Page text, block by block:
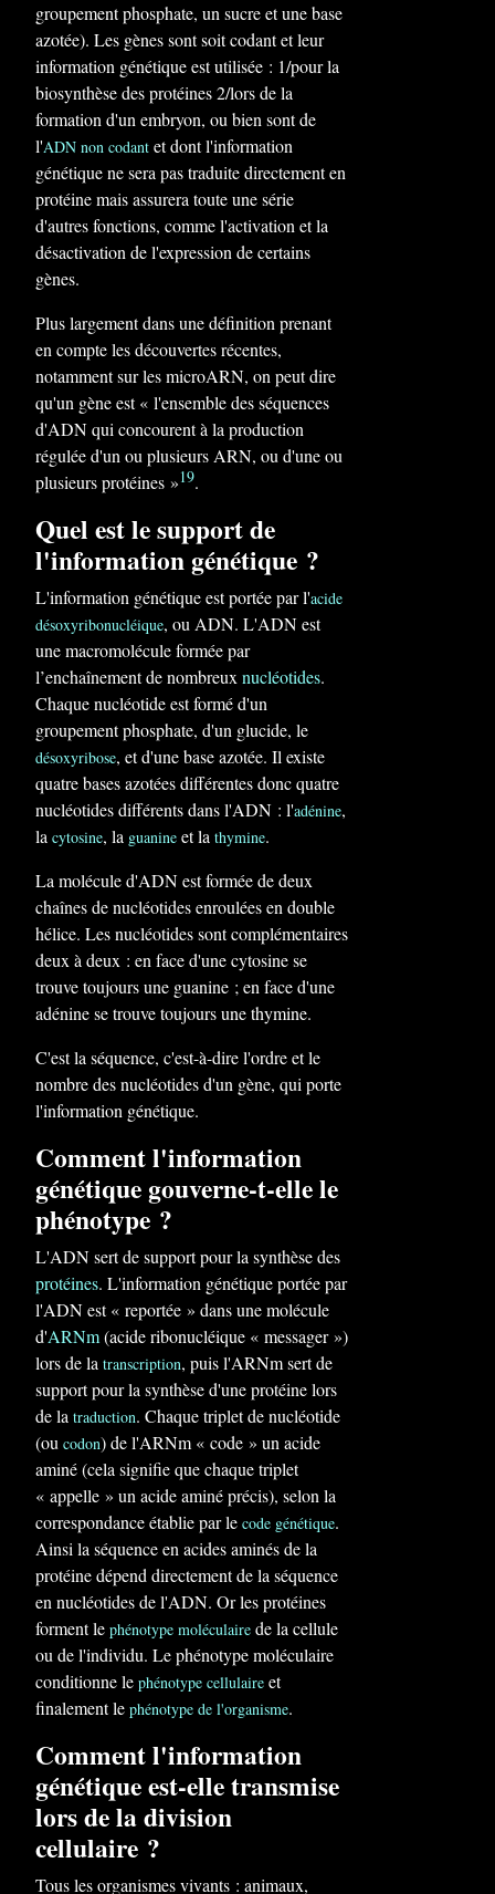
groupement phosphate, un sucre et une base
azotée). Les gènes sont soit codant et leur
information génétique est utilisée : 1/pour la
biosynthèse des protéines 2/lors de la
formation d'un embryon, ou bien sont de
l'ADN non codant et dont l'information
génétique ne sera pas traduite directement en
protéine mais assurera toute une série
d'autres fonctions, comme l'activation et la
désactivation de l'expression de certains
gènes.
Plus largement dans une définition prenant
en compte les découvertes récentes,
notamment sur les microARN, on peut dire
qu'un gène est « l'ensemble des séquences
d'ADN qui concourent à la production
régulée d'un ou plusieurs ARN, ou d'une ou
plusieurs protéines »19.
Quel est le support de
l'information génétique ?
L'information génétique est portée par l'acide
désoxyribonucléique, ou ADN. L'ADN est
une macromolécule formée par
l’enchaînement de nombreux nucléotides.
Chaque nucléotide est formé d'un
groupement phosphate, d'un glucide, le
désoxyribose, et d'une base azotée. Il existe
quatre bases azotées différentes donc quatre
nucléotides différents dans l'ADN : l'adénine,
la cytosine, la guanine et la thymine.
La molécule d'ADN est formée de deux
chaînes de nucléotides enroulées en double
hélice. Les nucléotides sont complémentaires
deux à deux : en face d'une cytosine se
trouve toujours une guanine ; en face d'une
adénine se trouve toujours une thymine.
C'est la séquence, c'est-à-dire l'ordre et le
nombre des nucléotides d'un gène, qui porte
l'information génétique.
Comment l'information
génétique gouverne-t-elle le
phénotype ?
L'ADN sert de support pour la synthèse des
protéines. L'information génétique portée par
l'ADN est « reportée » dans une molécule
d'ARNm(acide ribonucléique « messager »)
lors de la transcription, puis l'ARNm sert de
support pour la synthèse d'une protéine lors
de la traduction. Chaque triplet de nucléotide
(ou codon) de l'ARNm « code » un acide
aminé (cela signifie que chaque triplet
« appelle » un acide aminé précis), selon la
correspondance établie par le code génétique.
Ainsi la séquence en acides aminés de la
protéine dépend directement de la séquence
en nucléotides de l'ADN. Or les protéines
forment le phénotype moléculaire de la cellule
ou de l'individu. Le phénotype moléculaire
conditionne le phénotype cellulaire et
finalement le phénotype de l'organisme.
Comment l'information
génétique est-elle transmise
lors de la division
cellulaire ?
Tous les organismes vivants : animaux,